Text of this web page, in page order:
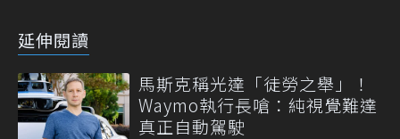
延伸閱讀
馬斯克稱光達「徒勞之舉」！
Waymo執行長嗆：純視覺難達
真正自動駕駛